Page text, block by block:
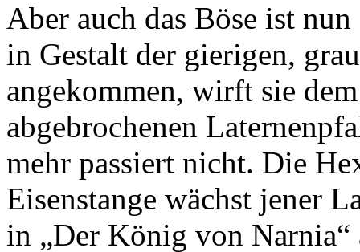
Aber auch das Böse ist
in Gestalt der gierigen,
angekommen, wirft sie
abgebrochenen
mehr passiert nicht. Die
Eisenstange wächst jener
in „Der König von Narnia“